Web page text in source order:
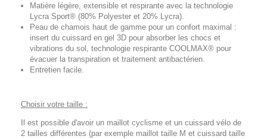
Matière légère, extensible et respirante avec la technologie
Lycra Sport® (80% Polyester et 20% Lycra).
Peau de chamois haut de gamme pour un confort maximal :
insert du cuissard en gel 3D pour absorber les chocs et
vibrations du sol, technologie respirante COOLMAX® pour
évacuer la transpiration et traitement antibactérien.
Entretien facile.
Choisir votre taille :
Il est possible d'avoir un maillot cyclisme et un cuissard vélo de
2 tailles différentes (par exemple maillot taille M et cuissard taille